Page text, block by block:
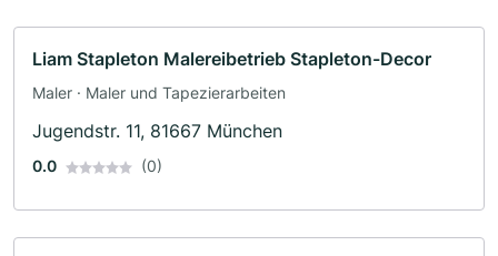
Liam Stapleton Malereibetrieb Stapleton-Decor
Maler · Maler und Tapezierarbeiten
Jugendstr. 11, 81667 München
0.0 (0)